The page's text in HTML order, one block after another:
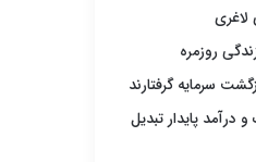
لاغری
روزمره
سرمایه گرفتارند
پایدار تبدیل